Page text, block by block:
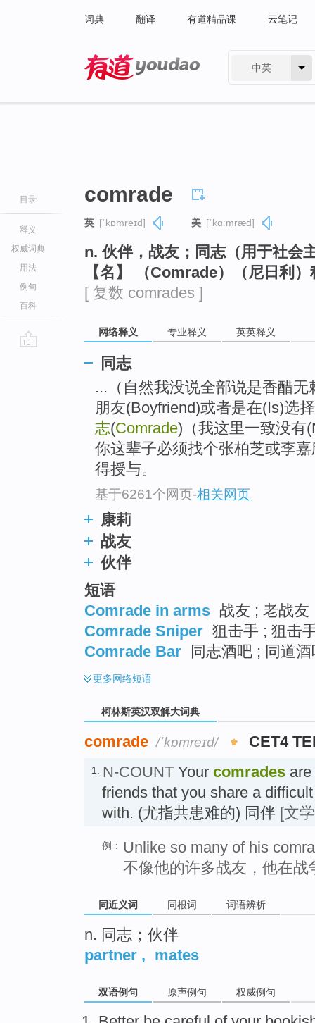
词典 翻译 有道精品课 云笔记
中英
目录
释义
权威词典
用法
例句
百科
comrade
英 [ˈkɒmreɪd] 美 [ˈkɑːmræd]
n. 伙伴，战友；同志（用于社会
【名】 （Comrade）（尼日利
[ 复数 comrades ]
网络释义 专业释义 英英释义
同志
...（自然我没说全部说是香醋
朋友(Boyfriend)或者是在(Is)选
志(Comrade)（我这里一致没有
你这辈子必须找个张柏芝或李
得授与。
基于6261个网页-相关网页
康莉
战友
伙伴
短语
Comrade in arms 战友 ; 老战友
Comrade Sniper 狙击手 ; 狙击
Comrade Bar
同志酒吧 ; 同道酒
更多网络短语
柯林斯英汉双解大词典
comrade /ˈkɒmreɪd/ CET4
1. N-COUNT Your comrades
friends that you share a
with. (尤指共患难的) 同伴 [文
例： Unlike so many of his
不像他的许多战友，他在战
同近义词 同根词 词语辨析
n. 同志；伙伴
partner , mates
双语例句 原声例句 权威例句